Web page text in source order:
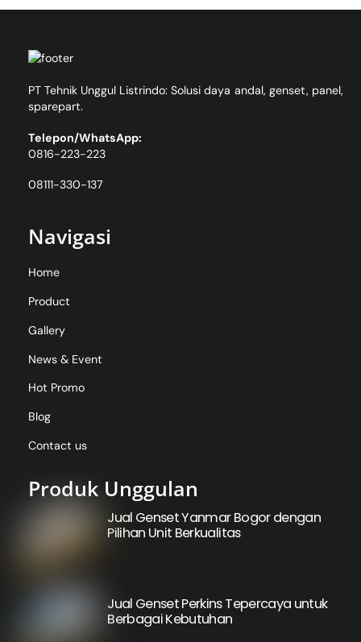
PT Tehnik Unggul Listrindo: Solusi daya andal, genset, panel,
sparepart.
Telepon/WhatsApp:
0816-223-223
08111-330-137
Navigasi
Home
Product
Gallery
News & Event
Hot Promo
Blog
Contact us
Produk Unggulan
Jual Genset Yanmar Bogor dengan
Pilihan Unit Berkualitas
Jual Genset Perkins Tepercaya untuk
Berbagai Kebutuhan